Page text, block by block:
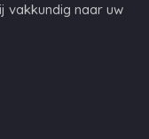
vakkundig naar uw